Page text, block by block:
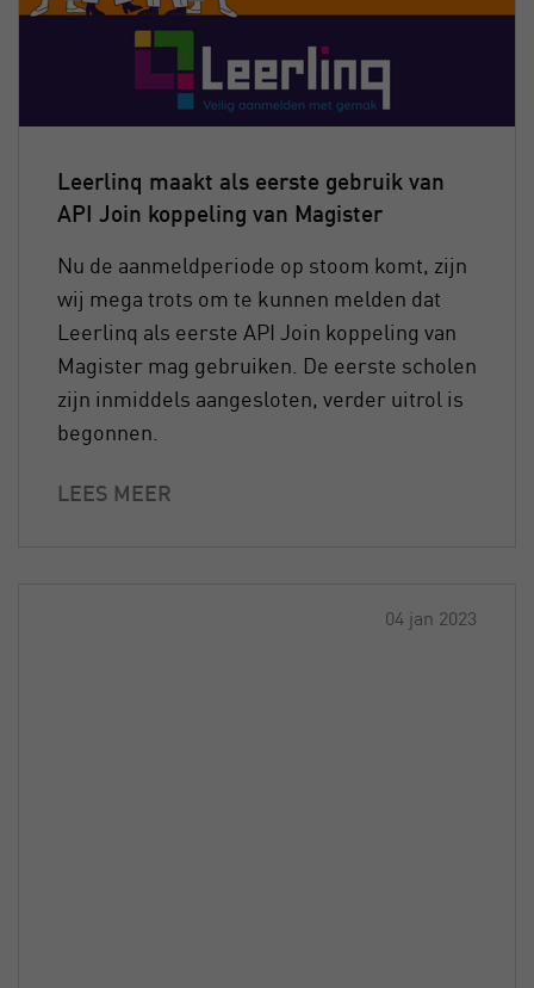
Leerlinq maakt als eerste gebruik van
API Join koppeling van Magister
Nu de aanmeldperiode op stoom komt, zijn
wij mega trots om te kunnen melden dat
Leerlinq als eerste API Join koppeling van
Magister mag gebruiken. De eerste scholen
zijn inmiddels aangesloten, verder uitrol is
begonnen.
LEES MEER
04 jan 2023